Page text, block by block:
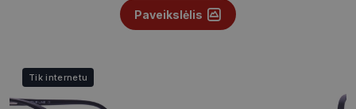
Paveikslėlis
Tik internetu